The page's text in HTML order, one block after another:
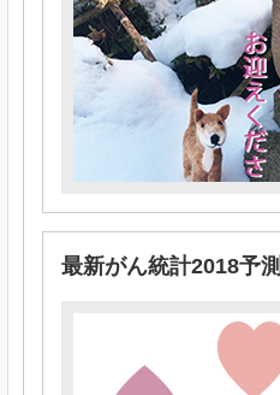
最新がん統計2018予測